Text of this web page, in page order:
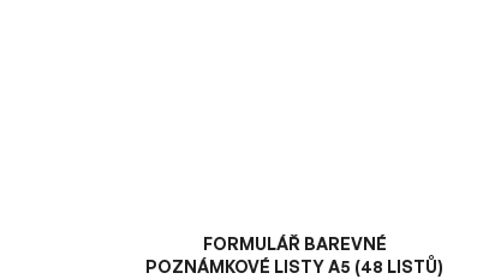
FORMULÁŘ BAREVNÉ
POZNÁMKOVÉ LISTY A5 (48 LISTŮ)